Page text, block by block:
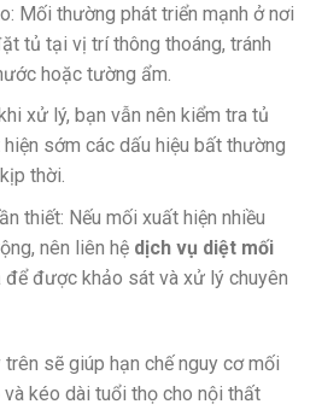
Mối thường phát triển mạnh ở nơi
tủ tại vị trí thông thoáng, tránh
hoặc tường ẩm.
xử lý, bạn vẫn nên kiểm tra tủ
sớm các dấu hiệu bất thường
thời.
thiết: Nếu mối xuất hiện nhiều
nên liên hệ dịch vụ diệt mối
để được khảo sát và xử lý chuyên
sẽ giúp hạn chế nguy cơ mối
kéo dài tuổi thọ cho nội thất